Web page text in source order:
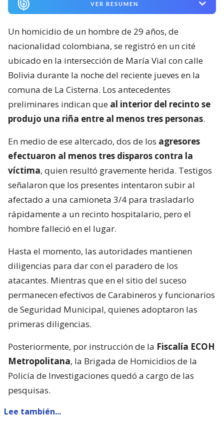
VER RESUMEN
Un homicidio de un hombre de 29 años, de
nacionalidad colombiana, se registró en un cité
ubicado en la intersección de María Vial con calle
Bolivia durante la noche del reciente jueves en la
comuna de La Cisterna. Los antecedentes
preliminares indican que al interior del recinto se
produjo una riña entre al menos tres personas.
En medio de ese altercado, dos de los agresores
efectuaron al menos tres disparos contra la
víctima, quien resultó gravemente herida. Testigos
señalaron que los presentes intentaron subir al
afectado a una camioneta 3/4 para trasladarlo
rápidamente a un recinto hospitalario, pero el
hombre falleció en el lugar.
Hasta el momento, las autoridades mantienen
diligencias para dar con el paradero de los
atacantes. Mientras que en el sitio del suceso
permanecen efectivos de Carabineros y funcionarios
de Seguridad Municipal, quienes adoptaron las
primeras diligencias.
Posteriormente, por instrucción de la Fiscalía ECOH
Metropolitana, la Brigada de Homicidios de la
Policía de Investigaciones quedó a cargo de las
pesquisas.
Lee también...